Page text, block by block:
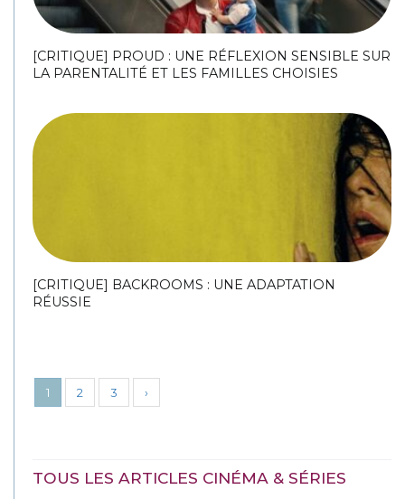
[CRITIQUE] PROUD : UNE RÉFLEXION SENSIBLE SUR
LA PARENTALITÉ ET LES FAMILLES CHOISIES
[CRITIQUE] BACKROOMS : UNE ADAPTATION
RÉUSSIE
1 2 3 ›
TOUS LES ARTICLES CINÉMA & SÉRIES